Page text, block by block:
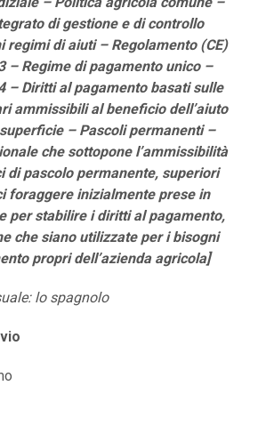
di gestione e di controllo
regimi di aiuti – Regolamento (CE)
– Regime di pagamento unico –
– Diritti al pagamento basati sulle
ammissibili al beneficio dell’aiuto
– Pascoli permanenti –
che sottopone l’ammissibilità
di pascolo permanente, superiori
foraggere inizialmente prese in
per stabilire i diritti al pagamento,
che siano utilizzate per i bisogni
propri dell’azienda agricola]
lo spagnolo